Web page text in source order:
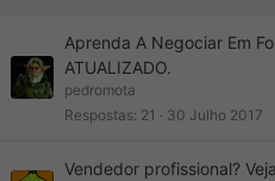
Aprenda A Negociar Em
ATUALIZADO.
pedromota
Respostas 21 30 Julho 2017
Vendedor profissional?